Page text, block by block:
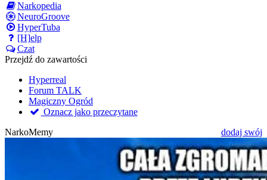
Narkopedia
NeuroGroove
HyperTuba
[H]elp
Czat
Przejdź do zawartości
Hyperreal
Forum TALK
Magiczny Ogród
Oznacz jako przeczytane
NarkoMemy
dodaj swój